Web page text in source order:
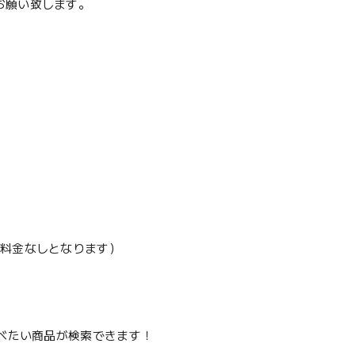
い致します。
金なしとなります）
い商品が検索できます！